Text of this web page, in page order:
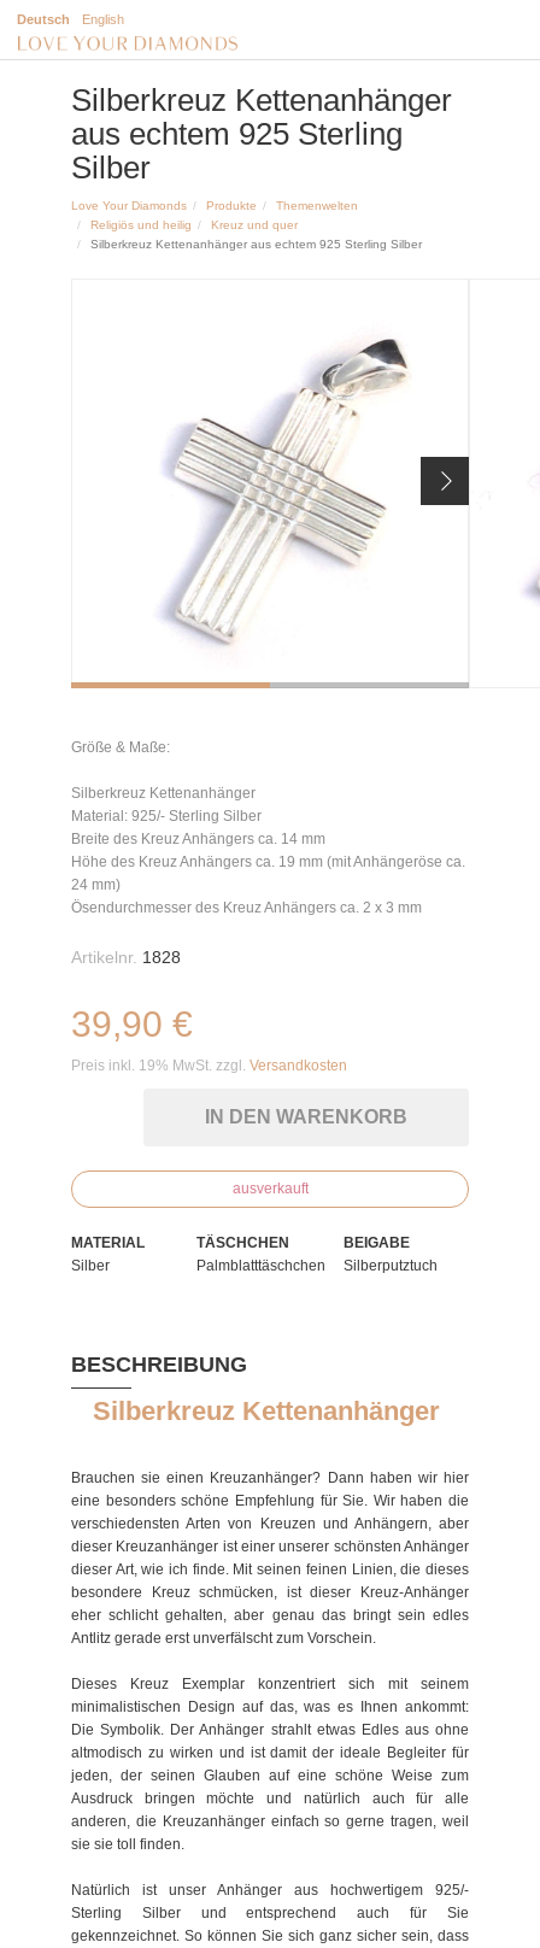
Deutsch English
Silberkreuz Kettenanhänger
aus echtem 925 Sterling
Silber
Love Your Diamonds Produkte
Themenwelten
Religiös und heilig
Kreuz und quer
Silberkreuz Kettenanhänger aus echtem 925 Sterling Silber
Größe & Maße:
Silberkreuz Kettenanhänger
Material: 925/- Sterling Silber
Breite des Kreuz Anhängers ca. 14 mm
Höhe des Kreuz Anhängers ca. 19 mm (mit Anhängeröse ca.
24 mm)
Ösendurchmesser des Kreuz Anhängers ca. 2 x 3 mm
Artikelnr. 1828
39,90 €
Preis inkl. 19% MwSt. zzgl. Versandkosten
IN DEN WARENKORB
ausverkauft
MATERIAL
Silber
TÄSCHCHEN
Palmblatttäschchen
BEIGABE
Silberputztuch
BESCHREIBUNG
Silberkreuz Kettenanhänger
Brauchen sie einen Kreuzanhänger? Dann haben wir hier
eine besonders schöne Empfehlung für Sie. Wir haben die
verschiedensten Arten von Kreuzen und Anhängern, aber
dieser Kreuzanhänger ist einer unserer schönsten Anhänger
dieser Art, wie ich finde. Mit seinen feinen Linien, die dieses
besondere Kreuz schmücken, ist dieser Kreuz-Anhänger
eher schlicht gehalten, aber genau das bringt sein edles
Antlitz gerade erst unverfälscht zum Vorschein.
Dieses Kreuz Exemplar konzentriert sich mit seinem
minimalistischen Design auf das, was es Ihnen ankommt:
Die Symbolik. Der Anhänger strahlt etwas Edles aus ohne
altmodisch zu wirken und ist damit der ideale Begleiter für
jeden, der seinen Glauben auf eine schöne Weise zum
Ausdruck bringen möchte und natürlich auch für alle
anderen, die Kreuzanhänger einfach so gerne tragen, weil
sie sie toll finden.
Natürlich ist unser Anhänger aus hochwertigem 925/-
Sterling Silber und entsprechend auch für Sie
gekennzeichnet. So können Sie sich ganz sicher sein, dass